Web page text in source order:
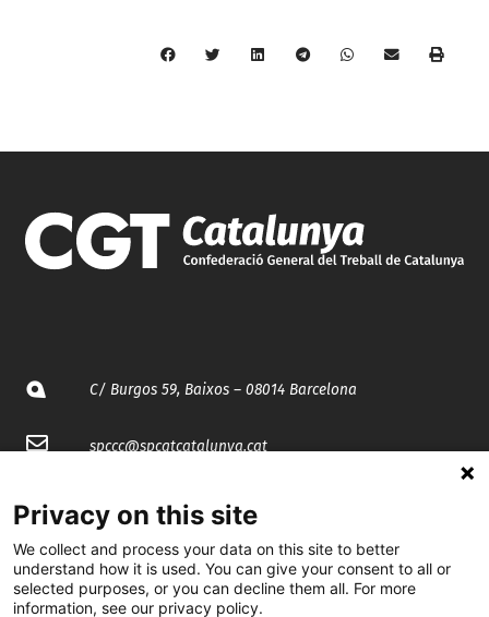
C/ Burgos 59, Baixos – 08014 Barcelona
spccc@spcgtcatalunya.cat
@CGTCatalunya
cgtcatalunya
Privacy on this site
We collect and process your data on this site to better
understand how it is used. You can give your consent to all or
selected purposes, or you can decline them all. For more
information, see our privacy policy.